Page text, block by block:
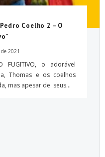
Coelho 2 – O
2021
FUGITIVO, o adorável
Thomas e os coelhos
mas apesar de seus...